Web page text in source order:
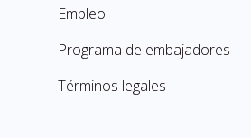
Empleo
Programa de embajadores
Términos legales